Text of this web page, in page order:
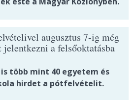
augusztus 7-ig még
jelentkezni a felsőoktatásba
is több mint 40 egyetem és
hirdet a pótfelvételit.